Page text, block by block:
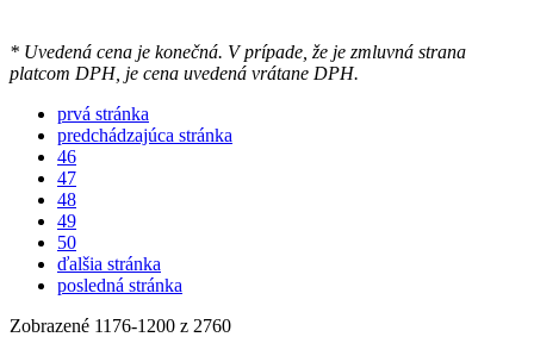
* Uvedená cena je konečná. V prípade, že je zmluvná strana
platcom DPH, je cena uvedená vrátane DPH.
prvá stránka
predchádzajúca stránka
46
47
48
49
50
ďalšia stránka
posledná stránka
Zobrazené 1176-1200 z 2760